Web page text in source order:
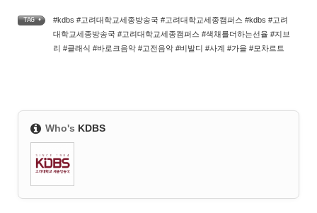
TAG •
#kdbs #고려대학교세종방송국 #고려대학교세종캠퍼스 #kdbs #고려
대학교세종방송국 #고려대학교세종캠퍼스 #색채를더하는선율 #지브
리 #클래식 #바로크음악 #고전음악 #비발디 #사계 #가을 #모차르트
Who's KDBS